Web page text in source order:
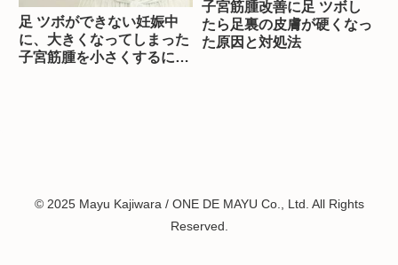
足 ツボができない妊娠中
に、大きくなってしまった
子宮筋腫を小さくするに
子宮筋腫改善に足 ツボし
たら足裏の皮膚が硬くなっ
た原因と対処法
© 2025 Mayu Kajiwara / ONE DE MAYU Co., Ltd. All Rights
Reserved.